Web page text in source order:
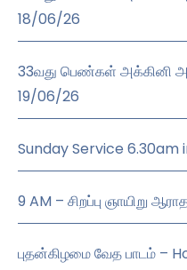
18/06/26
33வது பெண்கள் அக்கினி
19/06/26
Sunday Service 6.30am
9 AM – சிறப்பு ஞாயிறு
புதன்கிழமை வேத பாடம் –